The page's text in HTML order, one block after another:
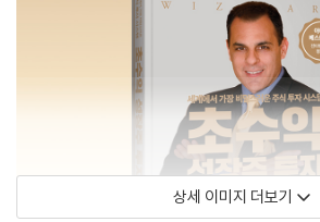
상세 이미지 더보기